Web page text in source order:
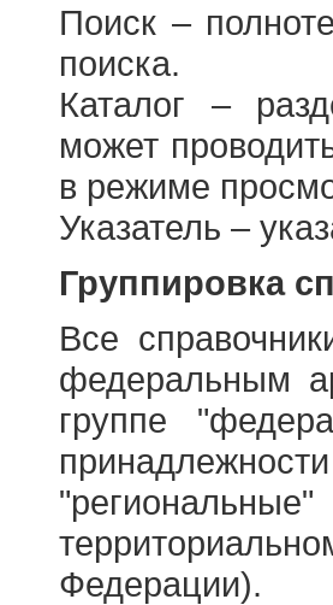
Поиск –
поиска.
Каталог –
может
в режиме
Указатель –
Группировка
Все
федеральным
группе
Федерации).